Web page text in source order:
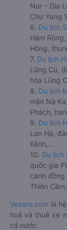
Nur – Gia
Chư Yang
6. Du lịch
Hàm
Hồng,
7. Du lịch
Lũng Cú,
hóa Lũng
8. Du lịch
mận Nà
Phách,
9. Du lịch
Lan Hạ,
Kênh,...
10. Du lịch
quốc gia
cánh
Thiên
Vexere.com là
hoả và thuê xe
cả nước.